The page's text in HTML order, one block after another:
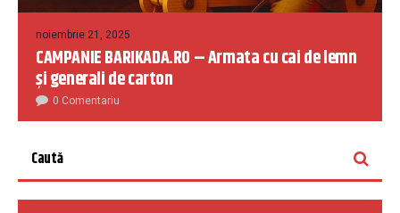
noiembrie 21, 2025
CAMPANIE BARIKADA.RO – Armata cu cai de lemn
și generali de carton
0 Comentariu